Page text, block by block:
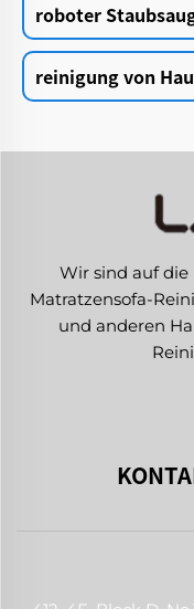
roboter
reinigung von
Wir sind auf die
Matratzensofa-
und anderen